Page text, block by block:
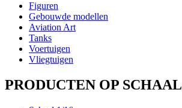
Figuren
Gebouwde modellen
Aviation Art
Tanks
Voertuigen
Vliegtuigen
PRODUCTEN OP SCHAAL